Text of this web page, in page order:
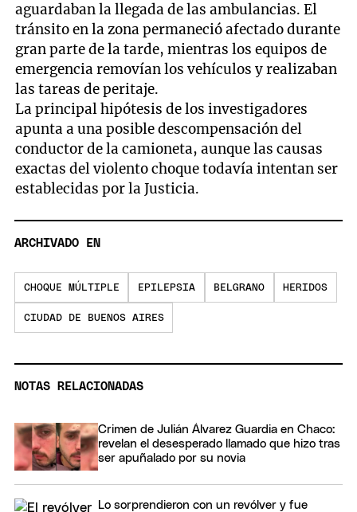
aguardaban la llegada de las ambulancias. El
tránsito en la zona permaneció afectado durante
gran parte de la tarde, mientras los equipos de
emergencia removían los vehículos y realizaban
las tareas de peritaje.
La principal hipótesis de los investigadores
apunta a una posible descompensación del
conductor de la camioneta, aunque las causas
exactas del violento choque todavía intentan ser
establecidas por la Justicia.
ARCHIVADO EN
CHOQUE MÚLTIPLE EPILEPSIA BELGRANO HERIDOS
CIUDAD DE BUENOS AIRES
NOTAS RELACIONADAS
Crimen de Julián Álvarez Guardia en Chaco:
revelan el desesperado llamado que hizo tras
ser apuñalado por su novia
Lo sorprendieron con un revólver y fue